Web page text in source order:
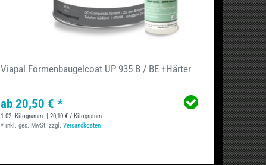
Viapal Formenbaugelcoat UP 935 B / BE +Härter
ab 20,50 € *
1.02 Kilogramm | 20,10 € / Kilogramm
*inkl. ges. MwSt. zzgl.Versandkosten